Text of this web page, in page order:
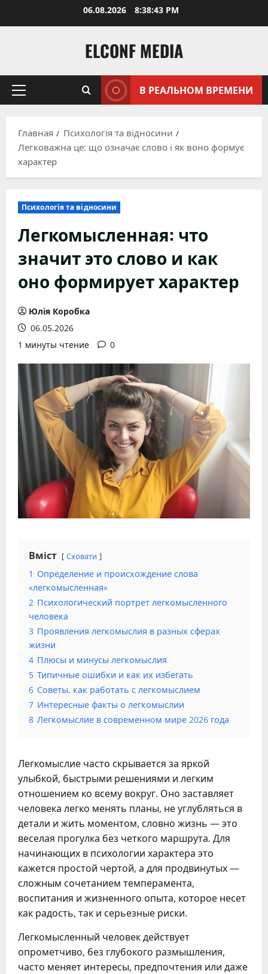
06.08.2026 8:38:44 PM
ELCONF MEDIA
Основное
В РЕАЛЬНОМ ВРЕМЕНИ
Главная
Психологія та відносини
Легковажна це: що означає слово і як воно формує
характер
Психологія та відносини
Легкомысленная: что
значит это слово и как
оно формирует характер
Юлія Коробка
06.05.2026
1 минуты чтение
0
Вміст Сховати
1 Определение и происхождение слова
«легкомысленная»
2 Психологический портрет легкомысленного
человека
3 Проявления легкомыслия в разных сферах
жизни
4 Плюсы и минусы легкомыслия
5 Типичные ошибки и как их избегать
6 Советы, как работать с легкомыслием
7 Интересные факты о легкомыслии
8 Легкомыслие в современном мире 2026 года
Легкомыслие часто скрывается за яркой
улыбкой, быстрыми решениями и легким
отношением ко всему вокруг. Оно заставляет
человека легко менять планы, не углубляться в
детали и жить моментом, словно жизнь — это
веселая прогулка без четкого маршрута. Для
начинающих в психологии характера это
кажется простой чертой, а для продвинутых —
сложным сочетанием темперамента,
воспитания и жизненного опыта, которое несет
как радость, так и серьезные риски.
Легкомысленный человек действует
опрометчиво, без глубокого размышления,
часто меняет интересы, предпочтения или даже